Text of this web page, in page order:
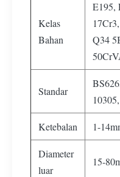
Kelas
Bahan
E195,
Q34
Standar
Ketebalan 1-
Diameter
luar
15-